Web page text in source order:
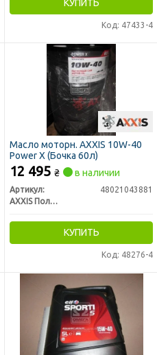
КУПИТЬ
Код: 47433-4
Масло моторн. AXXIS 10W-40
Power Х (Бочка 60л)
12 495 ₴ в наличии
Артикул:
48021043881
AXXIS Польша
КУПИТЬ
Код: 48276-4